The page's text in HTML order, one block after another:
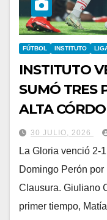
FÚTBOL INSTITUTO
INSTITUTO
SUMÓ TRES
ALTA
30 JULIO, 2026
La Gloria venció 2-
Domingo Perón
Clausura. Giuliano
primer tiempo,